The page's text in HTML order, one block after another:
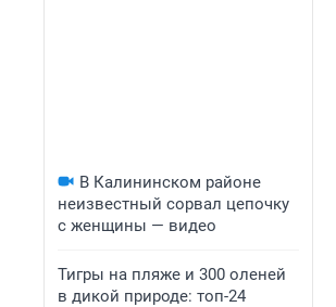
В Калининском районе
неизвестный сорвал цепочку
с женщины — видео
Тигры на пляже и 300 оленей
в дикой природе: топ-24